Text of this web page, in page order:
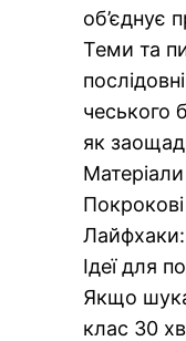
об’єднує
Теми та
чеського
як
Ідеї для
Якщо
клас 30